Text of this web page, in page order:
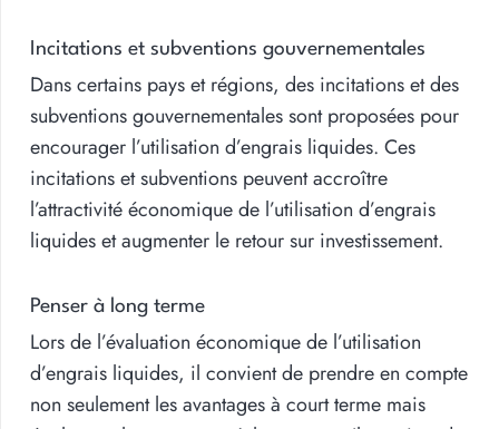
Incitations et subventions gouvernementales
Dans certains pays et régions, des incitations et des
subventions gouvernementales sont proposées pour
encourager l’utilisation d’engrais liquides. Ces
incitations et subventions peuvent accroître
l’attractivité économique de l’utilisation d’engrais
liquides et augmenter le retour sur investissement.
Penser à long terme
Lors de l’évaluation économique de l’utilisation
d’engrais liquides, il convient de prendre en compte
non seulement les avantages à court terme mais